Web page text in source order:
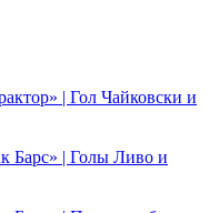
| Гол Чайковски и
Барс» | Голы Ливо и